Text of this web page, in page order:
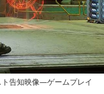
告知映像―ゲームプレイ